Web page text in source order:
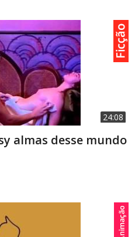
24:08
almas desse mundo